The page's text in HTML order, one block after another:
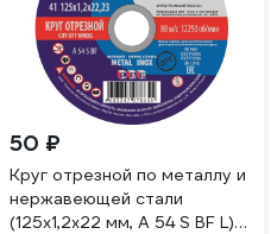
50 ₽
Круг отрезной по металлу и
нержавеющей стали
(125х1,2х22 мм, A 54 S BF L)